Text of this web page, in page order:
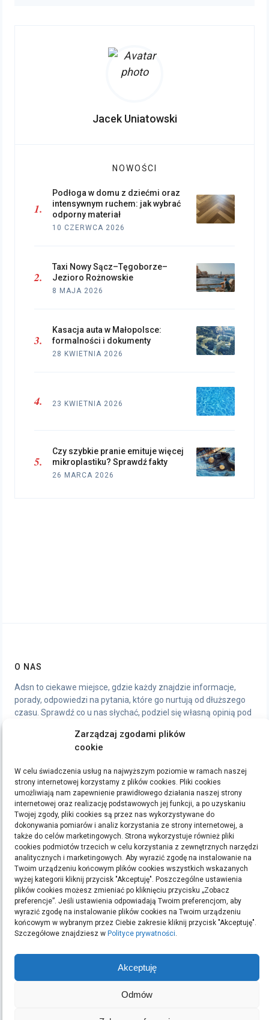
Zarządzaj zgodami plików
cookie
W celu świadczenia usług na najwyższym poziomie w ramach naszej
strony internetowej korzystamy z plików cookies. Pliki cookies
umożliwiają nam zapewnienie prawidłowego działania naszej strony
internetowej oraz realizację podstawowych jej funkcji, a po uzyskaniu
Twojej zgody, pliki cookies są przez nas wykorzystywane do
dokonywania pomiarów i analiz korzystania ze strony internetowej, a
także do celów marketingowych. Strona wykorzystuje również pliki
cookies podmiotów trzecich w celu korzystania z zewnętrznych narzędzi
analitycznych i marketingowych. Aby wyrazić zgodę na instalowanie na
Twoim urządzeniu końcowym plików cookies wszystkich wskazanych
wyżej kategorii kliknij przycisk "Akceptuję". Poszczególne ustawienia
plików cookies możesz zmieniać po kliknięciu przycisku „Zobacz
preferencje”. Jeśli ustawienia odpowiadają Twoim preferencjom, aby
wyrazić zgodę na instalowanie plików cookies na Twoim urządzeniu
końcowym w wybranym przez Ciebie zakresie kliknij przycisk "Akceptuję".
Szczegółowe znajdziesz w Polityce prywatności.
Akceptuję
Odmów
Jacek Uniatowski
NOWOŚCI
Podłoga w domu z dziećmi oraz
intensywnym ruchem: jak wybrać
odporny materiał
10 CZERWCA 2026
Taxi Nowy Sącz–Tęgoborze–
Jezioro Rożnowskie
8 MAJA 2026
Kasacja auta w Małopolsce:
formalności i dokumenty
28 KWIETNIA 2026
23 KWIETNIA 2026
Czy szybkie pranie emituje więcej
mikroplastiku? Sprawdź fakty
26 MARCA 2026
O NAS
Adsn to ciekawe miejsce, gdzie każdy znajdzie informacje,
porady, odpowiedzi na pytania, które go nurtują od dłuższego
czasu. Sprawdź co u nas słychać, podziel się własną opinią pod
Polityka Prywatności
ETYKIETY
bieganie filmy handmade kredyt kredyty moda pomysły na prezent ręcznie
robione zakładki do książek rękodzieło sen sklep z rękodziełem sport ubrania
Szukaj:
ARCHIWA